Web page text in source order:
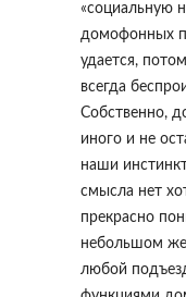
«социальную
домофонных
удается,
всегда
Собственно,
иного и не
наши
смысла нет
прекрасно
небольшом
любой